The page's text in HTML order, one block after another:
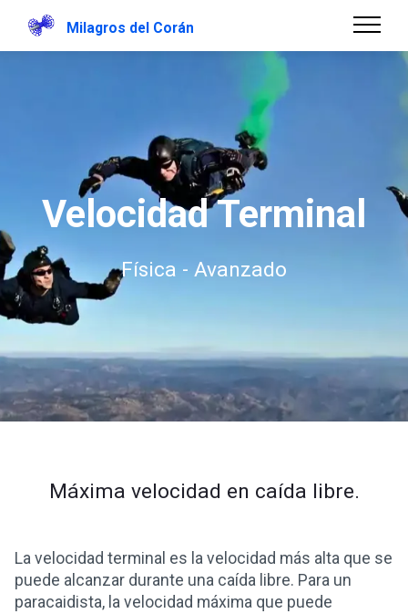
Milagros del Corán
Velocidad Terminal
Física - Avanzado
Máxima velocidad en caída libre.
La velocidad terminal es la velocidad más alta que se
puede alcanzar durante una caída libre. Para un
paracaidista, la velocidad máxima que puede